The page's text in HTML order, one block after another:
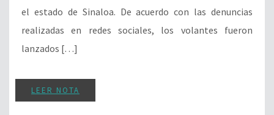
el estado de Sinaloa. De acuerdo con las denuncias
realizadas en redes sociales, los volantes fueron
lanzados […]
LEER NOTA